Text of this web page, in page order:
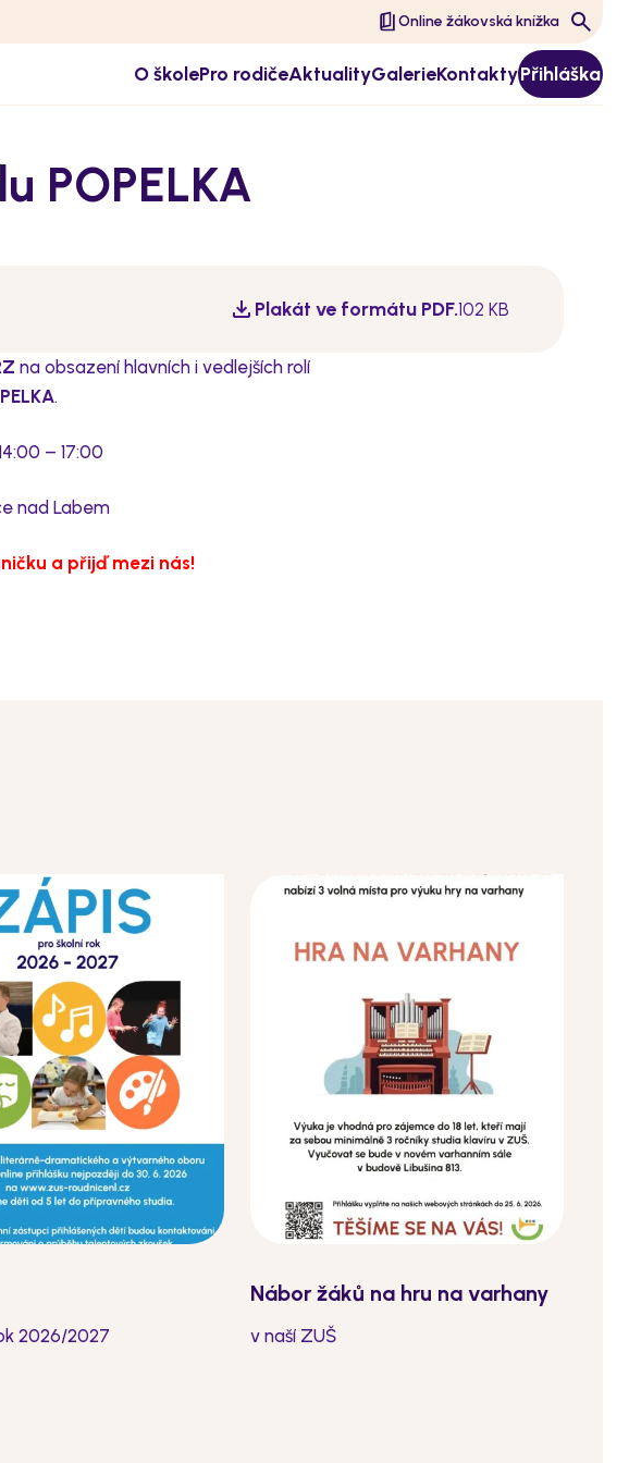
Online žákovská knížka
O školePro rodičeAktualityGalerieKontaktyPřihláška
POPELKA
Plakát ve formátu PDF.102 KB
na obsazení hlavních i vedlejších rolí
.
– 17:00
nad Labem
a přijď mezi nás!
2026/2027
Nábor žáků na hru na varhany
v naší ZUŠ